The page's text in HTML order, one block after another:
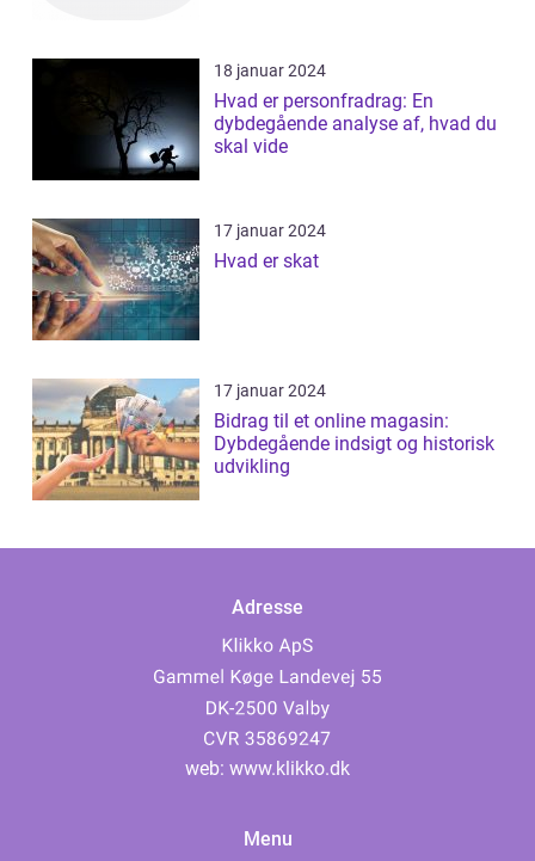
18 januar 2024
Hvad er personfradrag: En
dybdegående analyse af, hvad du
skal vide
17 januar 2024
Hvad er skat
17 januar 2024
Bidrag til et online magasin:
Dybdegående indsigt og historisk
udvikling
Adresse
web: www.klikko.dk
Menu